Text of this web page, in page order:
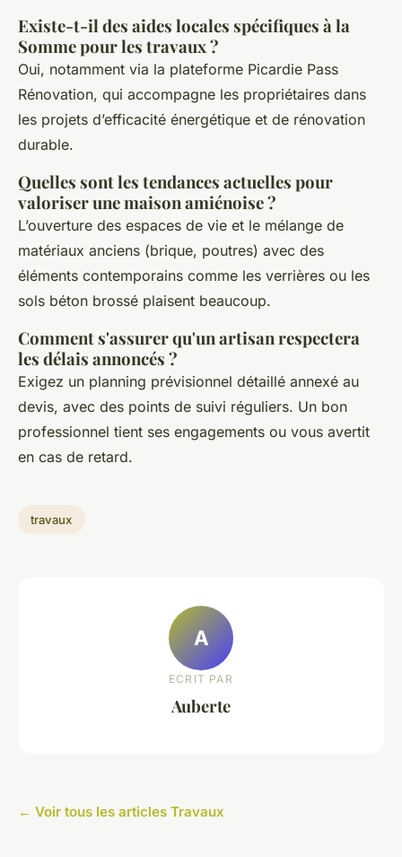
Existe-t-il des aides locales spécifiques à la
Somme pour les travaux ?
Oui, notamment via la plateforme Picardie Pass
Rénovation, qui accompagne les propriétaires dans
les projets d’efficacité énergétique et de rénovation
durable.
Quelles sont les tendances actuelles pour
valoriser une maison amiénoise ?
L’ouverture des espaces de vie et le mélange de
matériaux anciens (brique, poutres) avec des
éléments contemporains comme les verrières ou les
sols béton brossé plaisent beaucoup.
Comment s'assurer qu'un artisan respectera
les délais annoncés ?
Exigez un planning prévisionnel détaillé annexé au
devis, avec des points de suivi réguliers. Un bon
professionnel tient ses engagements ou vous avertit
en cas de retard.
travaux
A
ECRIT PAR
Auberte
← Voir tous les articles Travaux